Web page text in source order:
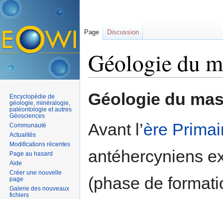
Géologie du
Géologie du
Avant l’ère
antéhercyniens
(phase de
Page Discussion
Encyclopédie de
géologie, minéralogie,
paléontologie et autres
Géosciences
Communauté
Actualités
Modifications récentes
Page au hasard
Aide
Créer une nouvelle
page
Galerie des nouveaux
fichiers